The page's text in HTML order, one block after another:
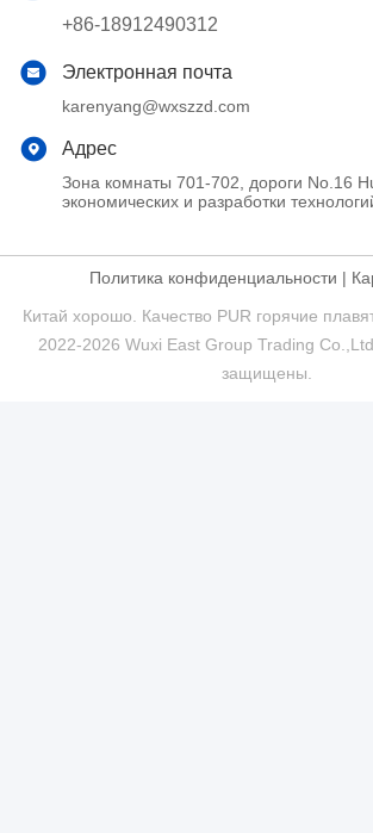
+86-18912490312
Электронная почта
karenyang@wxszzd.com
Адрес
Зона комнаты 701-702, дороги No.16
экономических и разработки
Политика конфиденциальности |
Китай хорошо. Качество PUR горячие
2022-2026 Wuxi East Group Trading
защищены.